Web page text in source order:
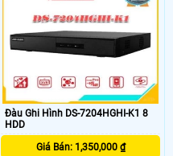
hình độc lập 4K HDMI1/HDMI2. Hỗ
trợ 8 ổ cứng Sata 10TB, 1 eSata 2
LAN 1Gbps, 1USB 3
Đàu Ghi Hình DS-7204HGHI-K1 8
HDD
Giá Bán: 1,350,000 ₫